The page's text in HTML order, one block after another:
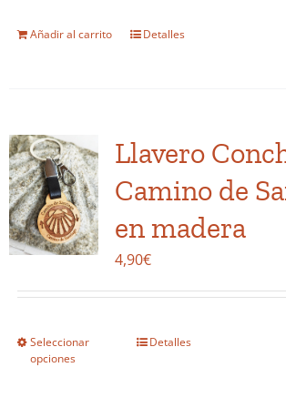
Añadir al carrito Detalles
Llavero
Camino de
en madera
4,90€
Seleccionar
opciones
EsteDetalles